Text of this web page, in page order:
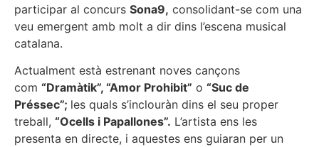
participar al concurs Sona9, consolidant-se com una
veu emergent amb molt a dir dins l’escena musical
catalana.
Actualment està estrenant noves cançons
com “Dramàtik”, “Amor Prohibit” o “Suc de
Préssec”; les quals s’inclouràn dins el seu proper
treball, “Ocells i Papallones”. L’artista ens les
presenta en directe, i aquestes ens guiaran per un